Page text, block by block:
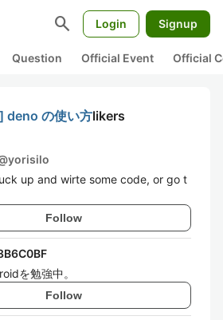
search Login Signup
Question Official Event Official
deno の使い方likers
yorisilo
up and wirte some code, or go t
Follow
を勉強中。
Follow